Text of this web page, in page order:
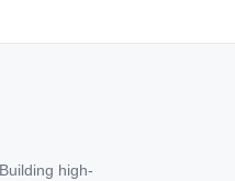
high-